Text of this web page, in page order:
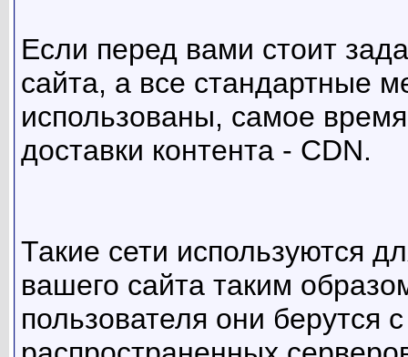
Если перед вами стоит
сайта, а все стандартные
использованы, самое
доставки контента - CDN.
Такие сети используются
вашего сайта таким
пользователя они берутся